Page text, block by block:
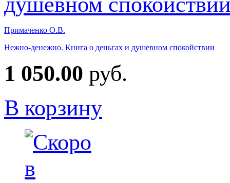
Примаченко О.В.
Нежно-денежно. Книга о деньгах и душевном спокойствии
1 050.00 руб.
В корзину